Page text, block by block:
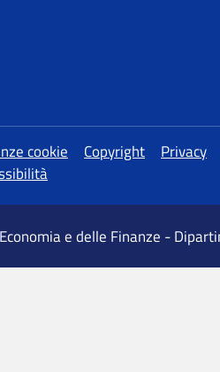
e delle Finanze -